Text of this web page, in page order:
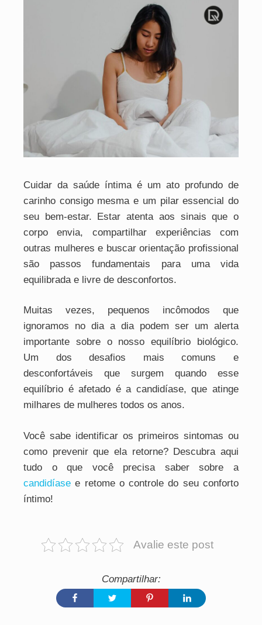
Cuidar da saúde íntima é um ato profundo de
carinho consigo mesma e um pilar essencial do
seu bem-estar. Estar atenta aos sinais que o
corpo envia, compartilhar experiências com
outras mulheres e buscar orientação profissional
são passos fundamentais para uma vida
equilibrada e livre de desconfortos.
Muitas vezes, pequenos incômodos que
ignoramos no dia a dia podem ser um alerta
importante sobre o nosso equilíbrio biológico.
Um dos desafios mais comuns e
desconfortáveis que surgem quando esse
equilíbrio é afetado é a candidíase, que atinge
milhares de mulheres todos os anos.
Você sabe identificar os primeiros sintomas ou
como prevenir que ela retorne? Descubra aqui
tudo o que você precisa saber sobre a
candidíase e retome o controle do seu conforto
íntimo!
Avalie este post